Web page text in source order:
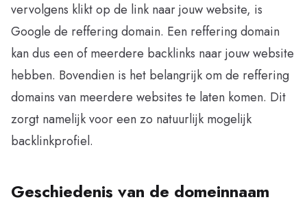
vervolgens klikt op de link naar jouw website, is
Google de reffering domain. Een reffering domain
kan dus een of meerdere backlinks naar jouw website
hebben. Bovendien is het belangrijk om de reffering
domains van meerdere websites te laten komen. Dit
zorgt namelijk voor een zo natuurlijk mogelijk
backlinkprofiel.
Geschiedenis van de domeinnaam